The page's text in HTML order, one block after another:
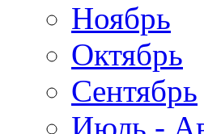
Ноябрь
Октябрь
Сентябрь